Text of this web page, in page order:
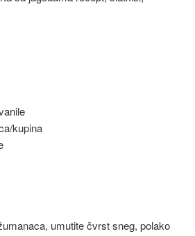
kupina
umutite čvrst sneg, polako